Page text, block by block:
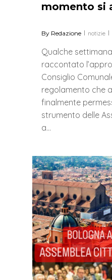
momento si
By Redazione notizie
Qualche
raccontato
Consiglio
regolamento che
finalmente
strumento delle
a…
0